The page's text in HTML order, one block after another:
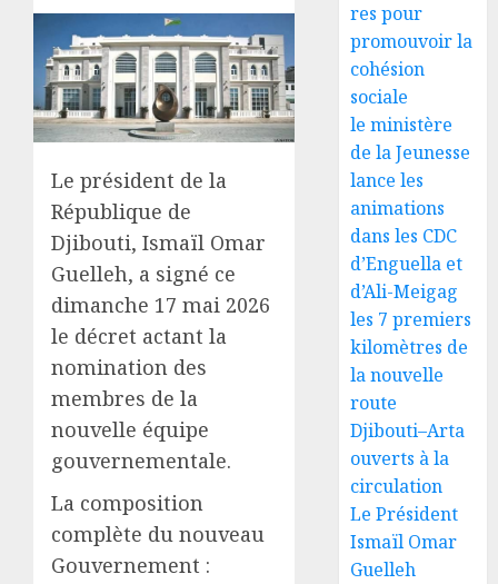
Le président de la
République de
Djibouti, Ismaïl Omar
Guelleh, a signé ce
dimanche 17 mai 2026
le décret actant la
nomination des
membres de la
nouvelle équipe
gouvernementale.
La composition
complète du nouveau
Gouvernement :
res pour
promouvoir la
cohésion
sociale
le ministère
de la Jeunesse
lance les
animations
dans les CDC
d’Enguella et
d’Ali-Meigag
les 7 premiers
kilomètres de
la nouvelle
route
Djibouti–Arta
ouverts à la
circulation
Le Président
Ismaïl Omar
Guelleh